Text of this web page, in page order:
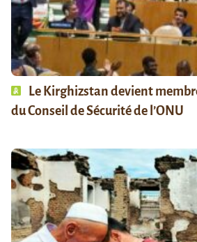
Le Kirghizstan devient
du Conseil de Sécurité de l’ONU